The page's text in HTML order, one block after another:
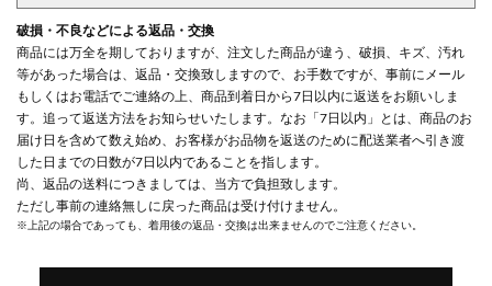
破損・不良などによる返品・交換
商品には万全を期しておりますが、注文した商品が違う、破損、キズ、汚れ
等があった場合は、返品・交換致しますので、お手数ですが、事前にメール
もしくはお電話でご連絡の上、商品到着日から7日以内に返送をお願いしま
す。追って返送方法をお知らせいたします。なお「7日以内」とは、商品のお
届け日を含めて数え始め、お客様がお品物を返送のために配送業者へ引き渡
した日までの日数が7日以内であることを指します。
尚、返品の送料につきましては、当方で負担致します。
ただし事前の連絡無しに戻った商品は受け付けません。
※上記の場合であっても、着用後の返品・交換は出来ませんのでご注意ください。